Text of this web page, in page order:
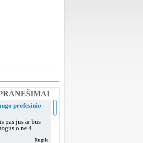
profesinio
pas jus ar bus
o ne 4
Rugile